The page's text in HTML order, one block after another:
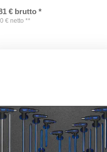
€ brutto *
€ netto **